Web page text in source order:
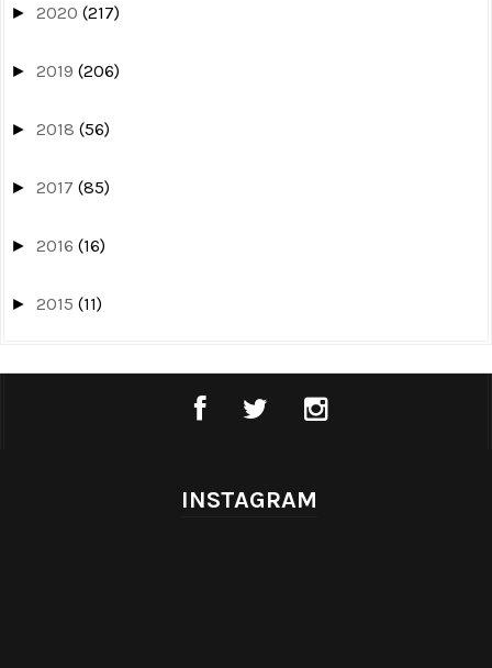
► 2020 (217)
► 2019 (206)
► 2018 (56)
► 2017 (85)
► 2016 (16)
► 2015 (11)
INSTAGRAM